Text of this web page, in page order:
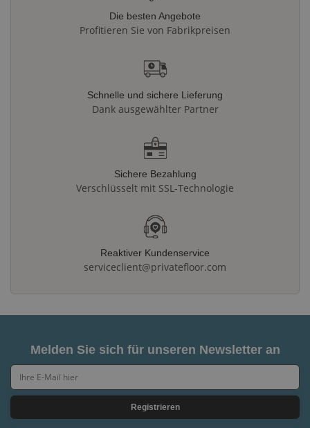
Die besten Angebote
Profitieren Sie von Fabrikpreisen
Schnelle und sichere Lieferung
Dank ausgewählter Partner
Sichere Bezahlung
Verschlüsselt mit SSL-Technologie
Reaktiver Kundenservice
serviceclient@privatefloor.com
Melden Sie sich für unseren Newsletter an
Registrieren